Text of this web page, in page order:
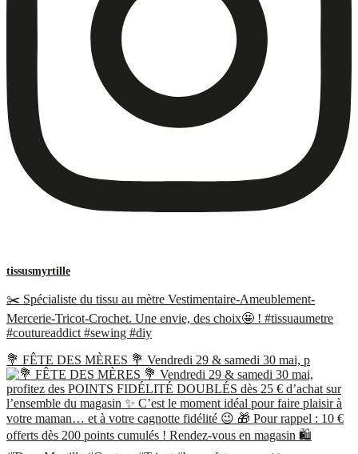
tissusmyrtille
✂️ Spécialiste du tissu au mètre Vestimentaire-Ameublement-
Mercerie-Tricot-Crochet. Une envie, des choix🤩 ! #tissuaumetre
#coutureaddict #sewing #diy
💐 FÊTE DES MÈRES 💐 Vendredi 29 & samedi 30 mai, p